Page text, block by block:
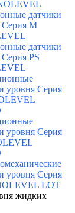
датчики
Серия M
датчики
PS
уровня Серия
уровня Серия
уровня Серия
LOT
жидких